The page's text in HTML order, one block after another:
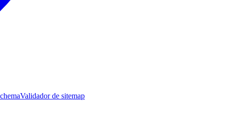
Validador de sitemap